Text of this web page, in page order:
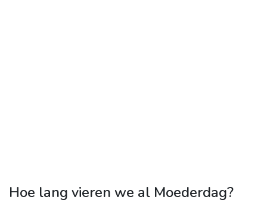
Hoe lang vieren we al Moederdag?